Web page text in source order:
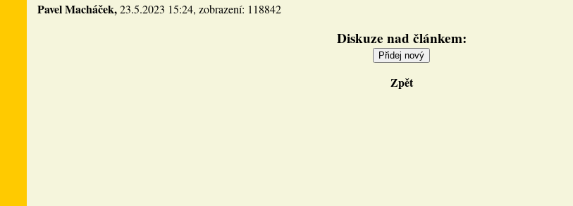
Pavel Macháček,23.5.2023 15:24, zobrazení: 118842
Diskuze nad článkem:
Zpět